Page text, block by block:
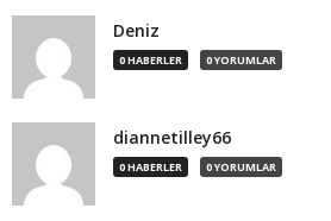
Deniz
0 HABERLER 0 YORUMLAR
diannetilley66
0 HABERLER 0 YORUMLAR